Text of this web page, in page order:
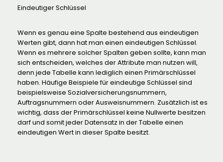
Eindeutiger Schlüssel
Wenn es genau eine Spalte bestehend aus eindeutigen
Werten gibt, dann hat man einen eindeutigen Schlüssel.
Wenn es mehrere solcher Spalten geben sollte, kann man
sich entscheiden, welches der Attribute man nutzen will,
denn jede Tabelle kann lediglich einen Primärschlüssel
haben. Häufige Beispiele für eindeutige Schlüssel sind
beispielsweise Sozialversicherungsnummern,
Auftragsnummern oder Ausweisnummern. Zusätzlich ist es
wichtig, dass der Primärschlüssel keine Nullwerte besitzen
darf und somit jeder Datensatz in der Tabelle einen
eindeutigen Wert in dieser Spalte besitzt.